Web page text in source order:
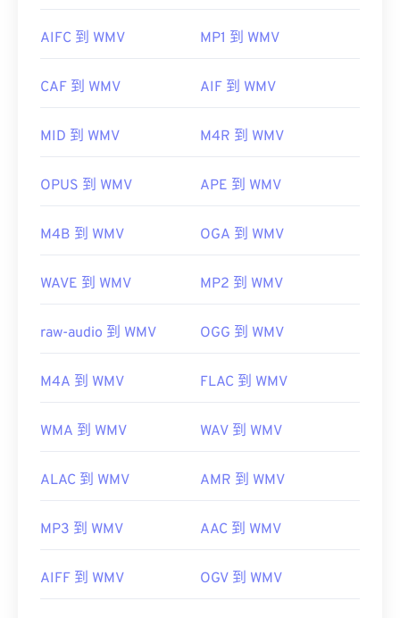
WMV 也很容易转换为其他视频文件类型。但是，请
具。
开发者： 微软
有用的链接：
AIFC 到 WMV MP1 到 WMV
CAF 到 WMV AIF 到 WMV
MID 到 WMV M4R 到 WMV
OPUS 到 WMV APE 到 WMV
M4B 到 WMV OGA 到 WMV
WAVE 到 WMV MP2 到 WMV
raw-audio 到 WMV OGG 到 WMV
M4A 到 WMV FLAC 到 WMV
WMA 到 WMV WAV 到 WMV
ALAC 到 WMV AMR 到 WMV
MP3 到 WMV AAC 到 WMV
AIFF 到 WMV OGV 到 WMV